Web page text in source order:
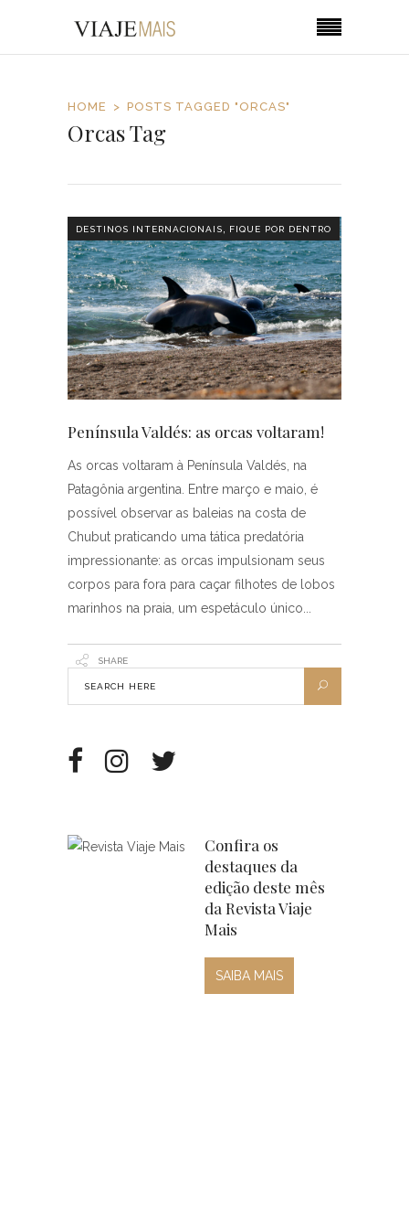
HOME POSTS TAGGED "ORCAS"
Orcas Tag
DESTINOS INTERNACIONAIS FIQUE POR DENTRO
Península Valdés: as orcas voltaram!
As orcas voltaram à Península Valdés, na
Patagônia argentina. Entre março e maio, é
possível observar as baleias na costa de
Chubut praticando uma tática predatória
impressionante: as orcas impulsionam seus
corpos para fora para caçar filhotes de lobos
marinhos na praia, um espetáculo único
SHARE
Confira os
destaques da
edição deste mês
da Revista Viaje
Mais
SAIBA MAIS